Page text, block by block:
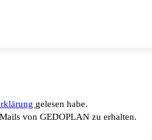
gelesen habe.
von GEDOPLAN zu erhalten.